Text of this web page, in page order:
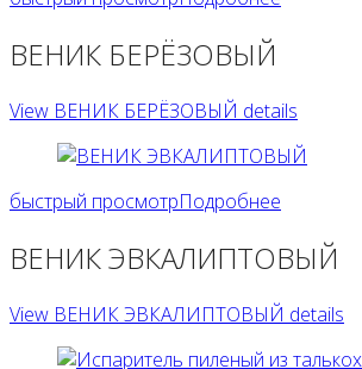
ВЕНИК БЕРЁЗОВЫЙ
View ВЕНИК БЕРЁЗОВЫЙ details
быстрый просмотрПодробнее
ВЕНИК ЭВКАЛИПТОВЫЙ
View ВЕНИК ЭВКАЛИПТОВЫЙ details